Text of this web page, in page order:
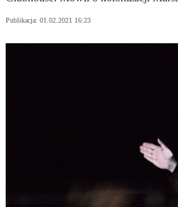
Publikacja: 01.02.2021 16:23